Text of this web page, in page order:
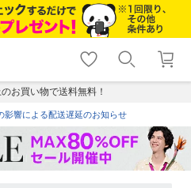
shopping_cart lock_outline
ログイン
お買い物で送料無料！
影響による配送遅延のお知らせ